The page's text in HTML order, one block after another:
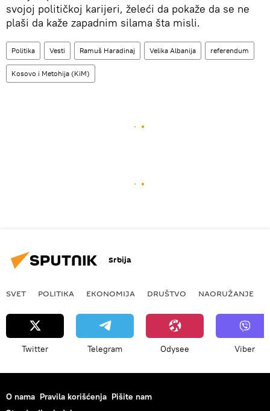
svojoj političkoj karijeri, želeći da pokaže da se ne
plaši da kaže zapadnim silama šta misli.
Politika Vesti Ramuš Haradinaj Velika Albanija referendum
Kosovo i Metohija (KiM)
Srbija
SVET POLITIKA EKONOMIJA DRUŠTVO NAORUŽANJE
Twitter Telegram Odysee Viber
O nama Pravila korišćenja Pišite nam